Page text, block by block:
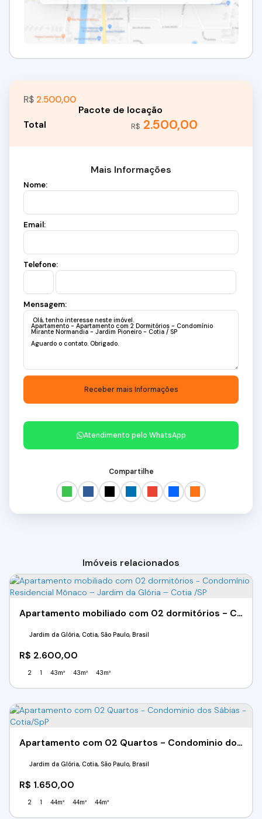
R$ 2.500,00
R$ 2.500,00
Mais Informações
Nome:
Email:
Telefone:
Mensagem:
Atendimento pelo WhatsApp
Compartilhe
Imóveis relacionados
Apartamento mobiliado com 02 dormitórios - Condomínio Residencial Mônaco – Jardim da Glória – Cotia /SP
R$ 2.600,00
Jardim da Glória, Cotia, São Paulo, Brasil
2 1 43m² 43m² 43m²
Apartamento com 02 Quartos - Condominio dos Sábias - Cotia/SpP
R$ 1.650,00
Jardim da Glória, Cotia, São Paulo, Brasil
2 1 44m² 44m² 44m²